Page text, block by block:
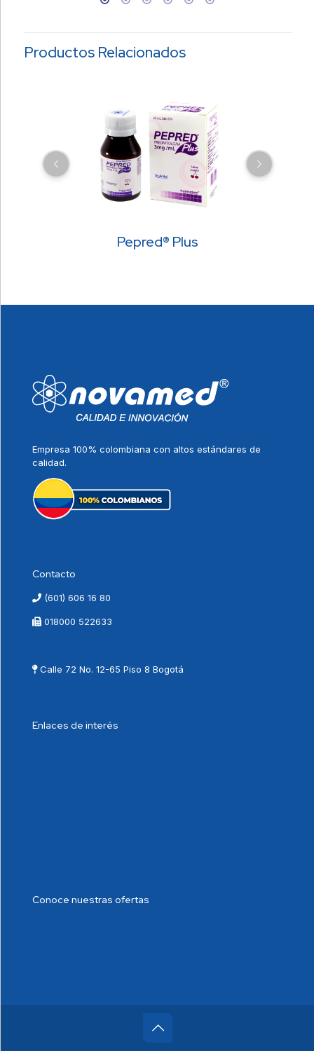
Productos Relacionados
Pepred® Plus
Empresa 100% colombiana con altos estándares de
calidad.
Contacto
(601) 606 16 80
018000 522633
Calle 72 No. 12-65 Piso 8 Bogotá
Enlaces de interés
Conoce nuestras ofertas